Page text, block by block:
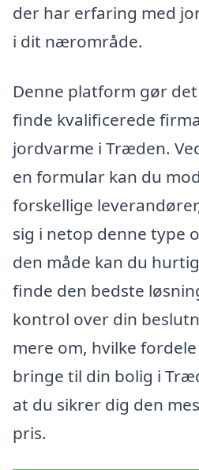
der har erfaring med
i dit nærområde.
Denne platform gør
finde kvalificerede
jordvarme i Træden.
en formular kan du
forskellige
sig i netop denne type
den måde kan du
finde den bedste
kontrol over din
mere om, hvilke
bringe til din bolig i
at du sikrer dig den
pris.